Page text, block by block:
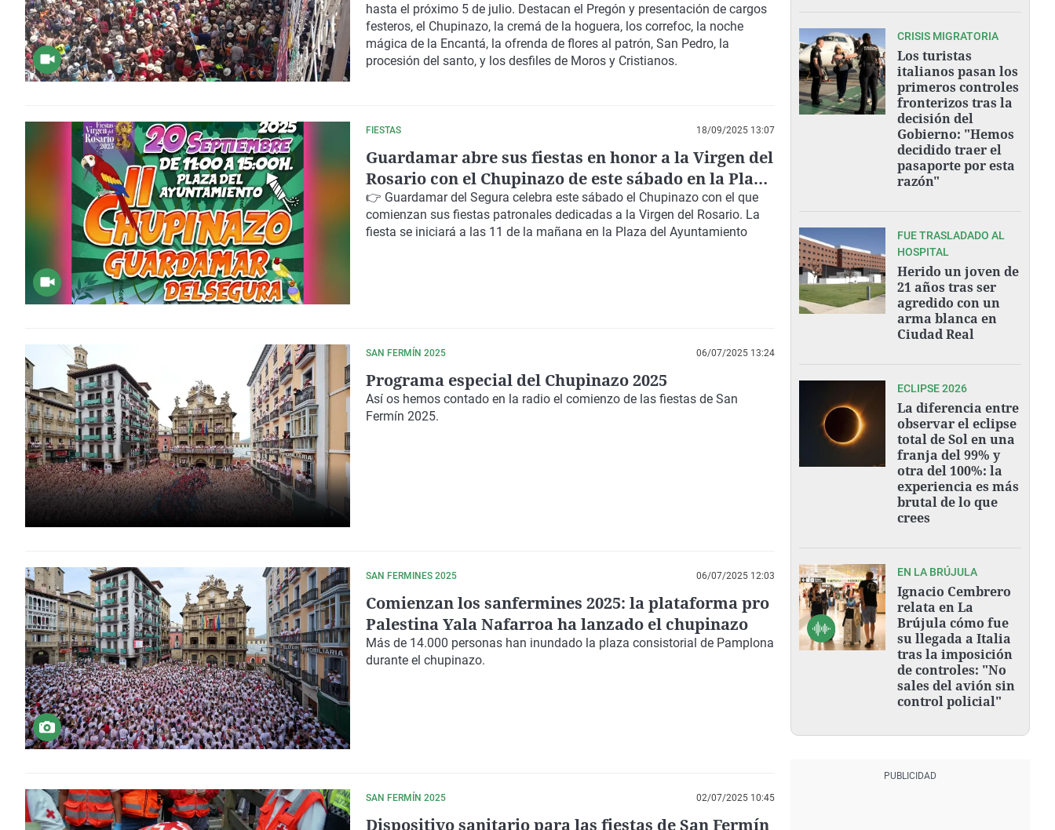
hasta el próximo 5 de julio. Destacan el Pregón y presentación de cargos
festeros, el Chupinazo, la cremá de la hoguera, los correfoc, la noche
mágica de la Encantá, la ofrenda de flores al patrón, San Pedro, la
procesión del santo, y los desfiles de Moros y Cristianos.
FIESTAS 18/09/2025 13:07
Guardamar abre sus fiestas en honor a la Virgen del
Rosario con el Chupinazo de este sábado en la Plaza
del Ayuntamiento
👉 Guardamar del Segura celebra este sábado el Chupinazo con el que
comienzan sus fiestas patronales dedicadas a la Virgen del Rosario. La
fiesta se iniciará a las 11 de la mañana en la Plaza del Ayuntamiento
SAN FERMÍN 2025 06/07/2025 13:24
Programa especial del Chupinazo 2025
Así os hemos contado en la radio el comienzo de las fiestas de San
Fermín 2025.
SAN FERMINES 2025 06/07/2025 12:03
Comienzan los sanfermines 2025: la plataforma pro
Palestina Yala Nafarroa ha lanzado el chupinazo
Más de 14.000 personas han inundado la plaza consistorial de Pamplona
durante el chupinazo.
SAN FERMÍN 2025 02/07/2025 10:45
Dispositivo sanitario para las fiestas de San Fermín
CRISIS MIGRATORIA
Los turistas
italianos pasan los
primeros controles
fronterizos tras la
decisión del
Gobierno: "Hemos
decidido traer el
pasaporte por esta
razón"
FUE TRASLADADO AL
HOSPITAL
Herido un joven de
21 años tras ser
agredido con un
arma blanca en
Ciudad Real
ECLIPSE 2026
La diferencia entre
observar el eclipse
total de Sol en una
franja del 99% y
otra del 100%: la
experiencia es más
brutal de lo que
crees
EN LA BRÚJULA
Ignacio Cembrero
relata en La
Brújula cómo fue
su llegada a Italia
tras la imposición
de controles: "No
sales del avión sin
control policial"